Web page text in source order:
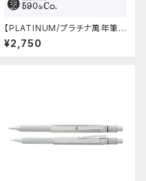
【PLATINUM/プラチナ萬年筆】
PRO-USE 241 シャープペンシ
ル (ブルー/0.5mm)
¥2,750